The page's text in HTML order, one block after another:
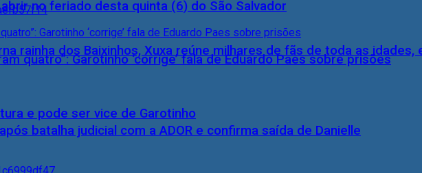
rainha dos Baixinhos, Xuxa reúne milhares de fãs de toda as idades,
batalha judicial com a ADOR e confirma saída de Danielle
no feriado desta quinta (6) do São Salvador
quatro”: Garotinho ‘corrige’ fala de Eduardo Paes sobre prisões
e pode ser vice de Garotinho